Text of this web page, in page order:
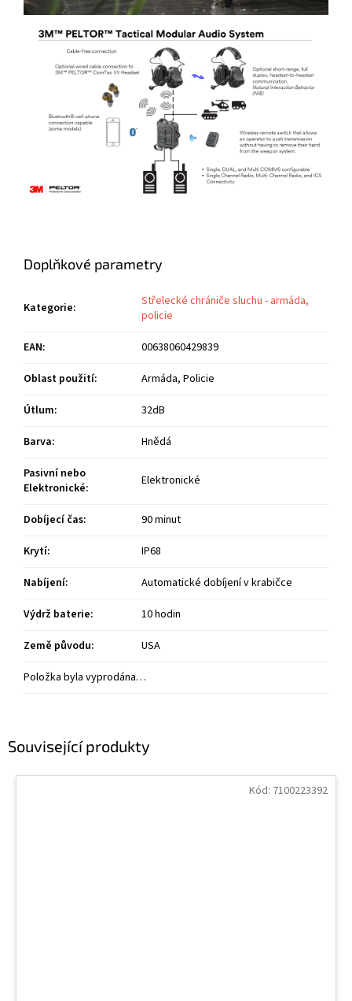
Související produkty
Kód: 7100223392
Doplňkové parametry
Kategorie:
Střelecké chrániče sluchu - armáda,
policie
EAN:
00638060429839
Oblast použití:
Armáda, Policie
Útlum:
32dB
Barva:
Hnědá
Pasivní nebo
Elektronické: Elektronické
Dobíjecí čas:
90 minut
Krytí:
IP68
Nabíjení:
Automatické dobíjení v krabičce
Výdrž baterie:
10 hodin
Země původu:
USA
Položka byla vyprodána…